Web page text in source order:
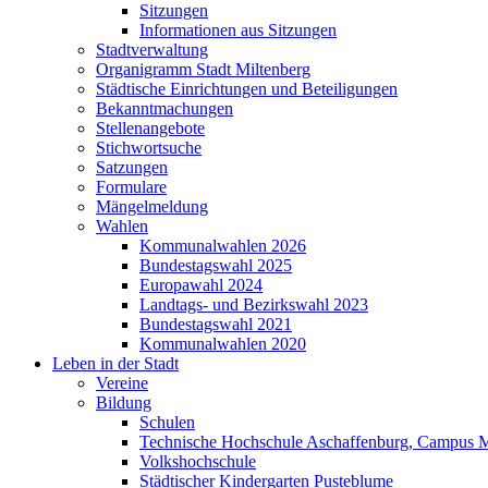
Sitzungen
Informationen aus Sitzungen
Stadtverwaltung
Organigramm Stadt Miltenberg
Städtische Einrichtungen und Beteiligungen
Bekanntmachungen
Stellenangebote
Stichwortsuche
Satzungen
Formulare
Mängelmeldung
Wahlen
Kommunalwahlen 2026
Bundestagswahl 2025
Europawahl 2024
Landtags- und Bezirkswahl 2023
Bundestagswahl 2021
Kommunalwahlen 2020
Leben in der Stadt
Vereine
Bildung
Schulen
Technische Hochschule Aschaffenburg, Campus
Volkshochschule
Städtischer Kindergarten Pusteblume